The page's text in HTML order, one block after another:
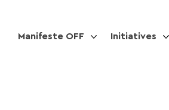
Manifeste OFF Initiatives